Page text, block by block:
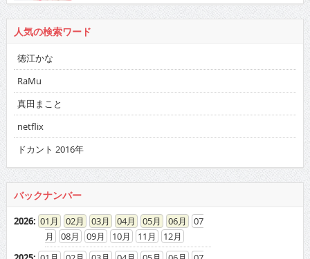
人気の検索ワード
徳江かな
RaMu
真田まこと
netflix
ドカント 2016年
バックナンバー
2026: 01 02 03 04 05 06
07
08
09 10 11
12